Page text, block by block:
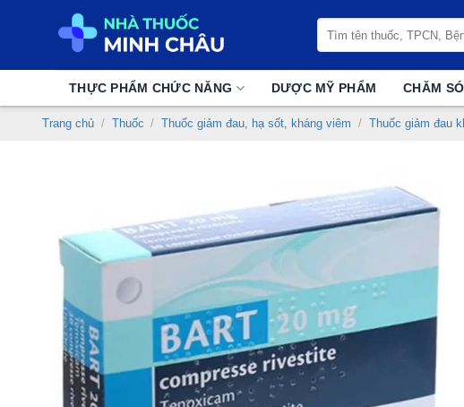
kiếm:
THỰC PHẨM CHỨC NĂNG DƯỢC MỸ PHẨM CHĂM
Trang chủ / Thuốc / Thuốc giảm đau, hạ sốt, kháng viêm / Thuốc giảm đau